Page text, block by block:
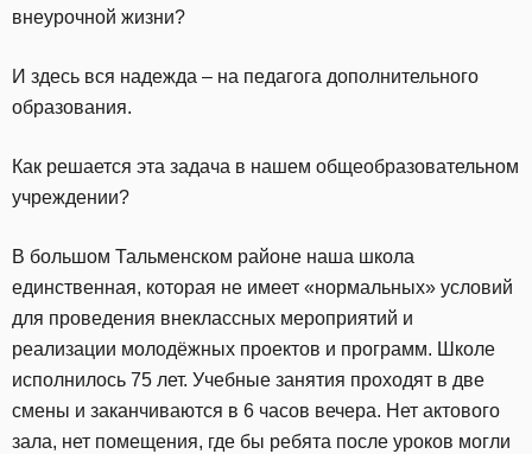
внеурочной жизни?
И здесь вся надежда – на педагога дополнительного
образования.
Как решается эта задача в нашем общеобразовательном
учреждении?
В большом Тальменском районе наша школа
единственная, которая не имеет «нормальных» условий
для проведения внеклассных мероприятий и
реализации молодёжных проектов и программ. Школе
исполнилось 75 лет. Учебные занятия проходят в две
смены и заканчиваются в 6 часов вечера. Нет актового
зала, нет помещения, где бы ребята после уроков могли